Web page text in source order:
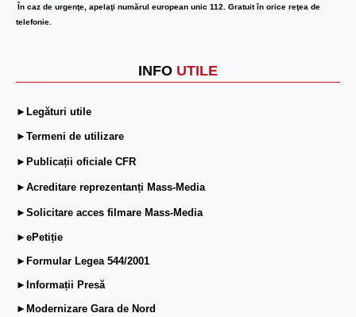
În caz de urgenţe, apelaţi numărul european unic 112. Gratuit în orice reţea de
telefonie.
INFO UTILE
►Legături utile
►Termeni de utilizare
►Publicații oficiale CFR
►Acreditare reprezentanți Mass-Media
►Solicitare acces filmare Mass-Media
►ePetiție
►Formular Legea 544/2001
►Informații Presă
►Modernizare Gara de Nord